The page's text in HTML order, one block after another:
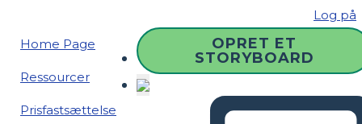
Log på
Home Page
Ressourcer
Prisfastsættelse
OPRET ET
STORYBOARD